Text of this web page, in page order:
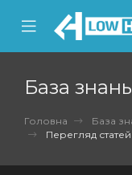
Mobile
Menu
База знань
Головна
База
Перегляд